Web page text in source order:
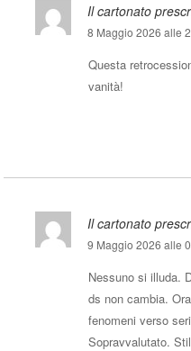
Il cartonato
8 Maggio 2026 alle
Questa
vanità!
Il cartonato
9 Maggio 2026 alle
Nessuno si illuda.
ds non cambia.
fenomeni verso
Sopravvalutato.